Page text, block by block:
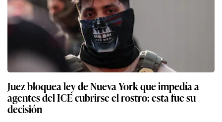
Juez bloquea ley de Nueva York que impedía a
agentes del ICE cubrirse el rostro: esta fue su
decisión